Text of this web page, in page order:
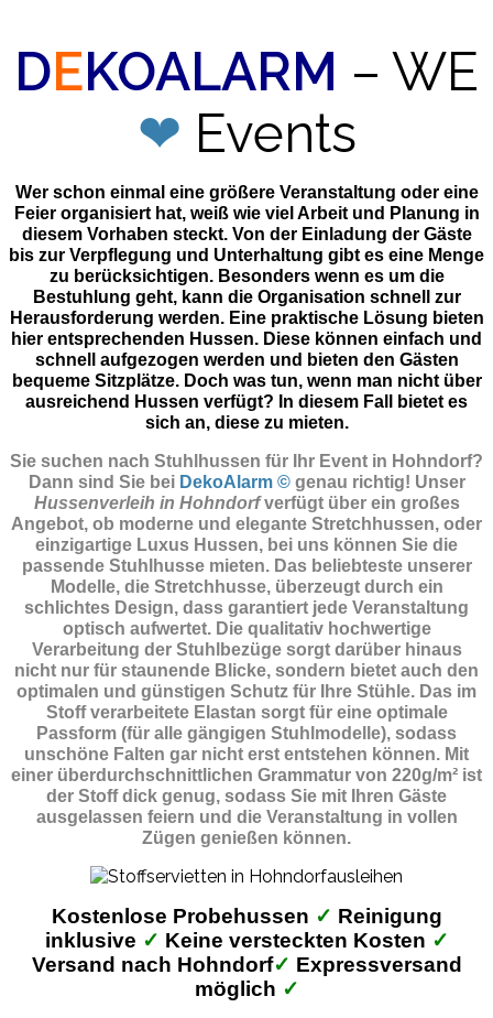
DEKOALARM – WE
❤ Events
Wer schon einmal eine größere Veranstaltung oder eine
Feier organisiert hat, weiß wie viel Arbeit und Planung in
diesem Vorhaben steckt. Von der Einladung der Gäste
bis zur Verpflegung und Unterhaltung gibt es eine Menge
zu berücksichtigen. Besonders wenn es um die
Bestuhlung geht, kann die Organisation schnell zur
Herausforderung werden. Eine praktische Lösung bieten
hier entsprechenden Hussen. Diese können einfach und
schnell aufgezogen werden und bieten den Gästen
bequeme Sitzplätze. Doch was tun, wenn man nicht über
ausreichend Hussen verfügt? In diesem Fall bietet es
sich an, diese zu mieten.
Sie suchen nach Stuhlhussen für Ihr Event in Hohndorf?
Dann sind Sie bei DekoAlarm © genau richtig! Unser
Hussenverleih in Hohndorfverfügt über ein großes
Angebot, ob moderne und elegante Stretchhussen, oder
einzigartige Luxus Hussen, bei uns können Sie die
passende Stuhlhusse mieten. Das beliebteste unserer
Modelle, die Stretchhusse, überzeugt durch ein
schlichtes Design, dass garantiert jede Veranstaltung
optisch aufwertet. Die qualitativ hochwertige
Verarbeitung der Stuhlbezüge sorgt darüber hinaus
nicht nur für staunende Blicke, sondern bietet auch den
optimalen und günstigen Schutz für Ihre Stühle. Das im
Stoff verarbeitete Elastan sorgt für eine optimale
Passform (für alle gängigen Stuhlmodelle), sodass
unschöne Falten gar nicht erst entstehen können. Mit
einer überdurchschnittlichen Grammatur von 220g/m² ist
der Stoff dick genug, sodass Sie mit Ihren Gäste
ausgelassen feiern und die Veranstaltung in vollen
Zügen genießen können.
Kostenlose Probehussen ✓ Reinigung
inklusive ✓ Keine versteckten Kosten ✓
Versand nach Hohndorf✓ Expressversand
möglich ✓